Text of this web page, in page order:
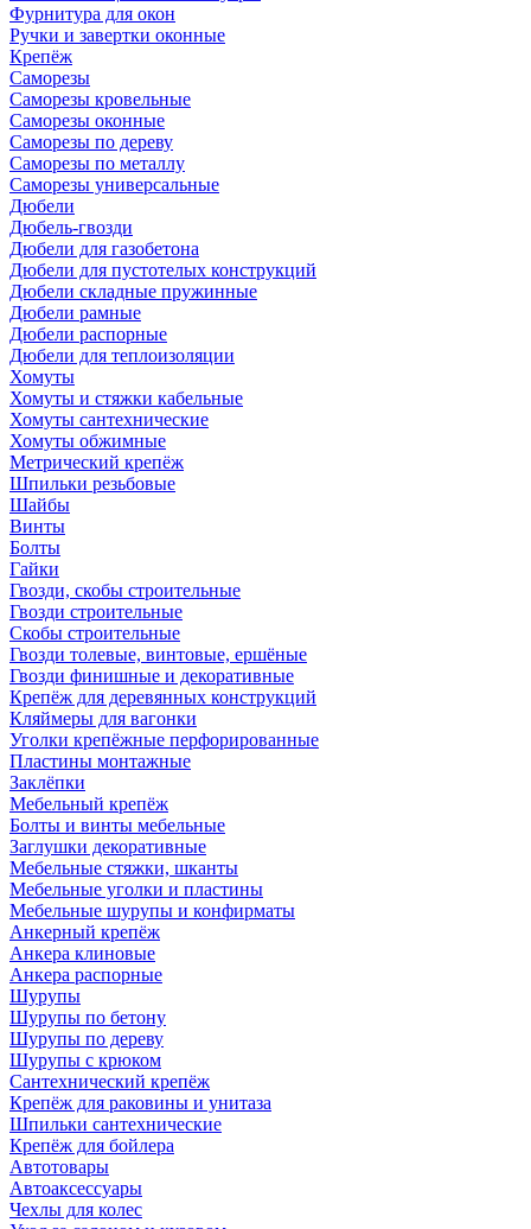
Фурнитура для окон
Ручки и завертки оконные
Крепёж
Саморезы
Саморезы кровельные
Саморезы оконные
Саморезы по дереву
Саморезы по металлу
Саморезы универсальные
Дюбели
Дюбель-гвозди
Дюбели для газобетона
Дюбели для пустотелых конструкций
Дюбели складные пружинные
Дюбели рамные
Дюбели распорные
Дюбели для теплоизоляции
Хомуты
Хомуты и стяжки кабельные
Хомуты сантехнические
Хомуты обжимные
Метрический крепёж
Шпильки резьбовые
Шайбы
Винты
Болты
Гайки
Гвозди, скобы строительные
Гвозди строительные
Скобы строительные
Гвозди толевые, винтовые, ершёные
Гвозди финишные и декоративные
Крепёж для деревянных конструкций
Кляймеры для вагонки
Уголки крепёжные перфорированные
Пластины монтажные
Заклёпки
Мебельный крепёж
Болты и винты мебельные
Заглушки декоративные
Мебельные стяжки, шканты
Мебельные уголки и пластины
Мебельные шурупы и конфирматы
Анкерный крепёж
Анкера клиновые
Анкера распорные
Шурупы
Шурупы по бетону
Шурупы по дереву
Шурупы с крюком
Сантехнический крепёж
Крепёж для раковины и унитаза
Шпильки сантехнические
Крепёж для бойлера
Автотовары
Автоаксессуары
Чехлы для колес